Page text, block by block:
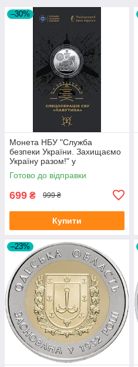
–30%
Монета НБУ "Служба
безпеки України. Захищаємо
Україну разом!" у
сувенірному пакованні
Готово до відправки
699 ₴ 999 ₴
Купити
–23%